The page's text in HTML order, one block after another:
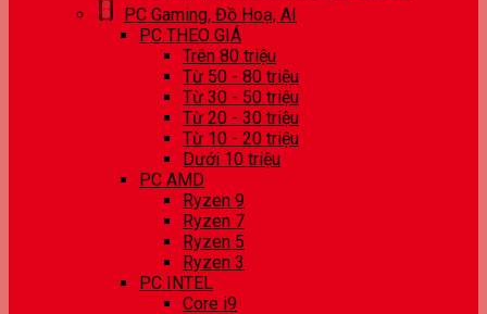
PC Gaming, Đồ Hoạ, AI
PC THEO GIÁ
Trên 80 triệu
Từ 50 - 80 triệu
Từ 30 - 50 triệu
Từ 20 - 30 triệu
Từ 10 - 20 triệu
Dưới 10 triệu
PC AMD
Ryzen 9
Ryzen 7
Ryzen 5
Ryzen 3
PC INTEL
Core i9